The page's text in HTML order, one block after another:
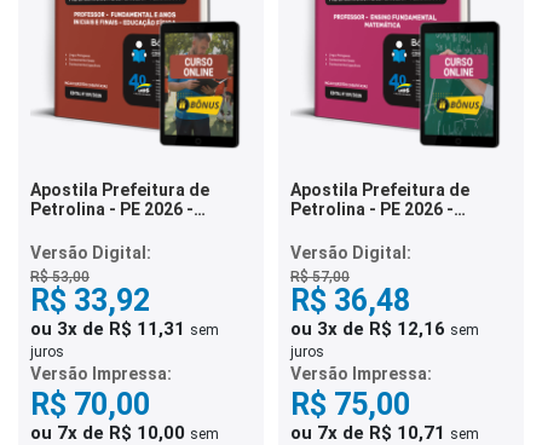
Apostila Prefeitura de
Petrolina - PE 2026 -
Fundamental Anos Iniciais
e Finais – Educação Física
Versão Digital:
R$ 53,00
R$ 33,92
ou 3x de R$ 11,31 sem
juros
Versão Impressa:
R$ 70,00
ou 7x de R$ 10,00 sem
Apostila Prefeitura de
Petrolina - PE 2026 -
do Ensino Fundamental –
Matemática
Versão Digital:
R$ 57,00
R$ 36,48
ou 3x de R$ 12,16 sem
juros
Versão Impressa:
R$ 75,00
ou 7x de R$ 10,71 sem